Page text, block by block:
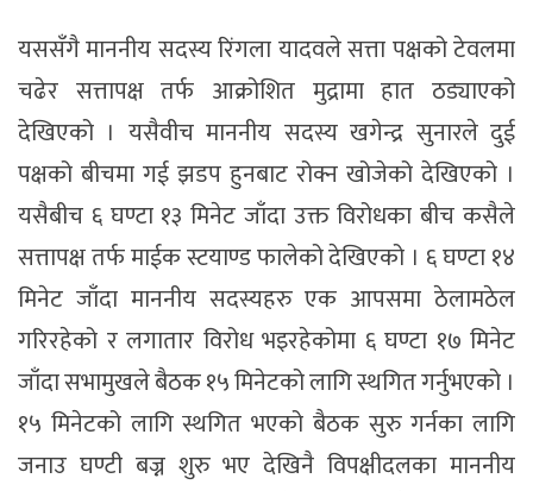
यससँगै माननीय सदस्य रिंगला यादवले सत्ता पक्षको टेवलमा
चढेर सत्तापक्ष तर्फ आक्रोशित मुद्रामा हात ठड्याएको
देखिएको । यसैवीच माननीय सदस्य खगेन्द्र सुनारले दुई
पक्षको बीचमा गई झडप हुनबाट रोक्न खोजेको देखिएको ।
यसैबीच ६ घण्टा १३ मिनेट जाँदा उक्त विरोधका बीच कसैले
सत्तापक्ष तर्फ माईक स्टयाण्ड फालेको देखिएको । ६ घण्टा १४
मिनेट जाँदा माननीय सदस्यहरु एक आपसमा ठेलामठेल
गरिरहेको र लगातार विरोध भइरहेकोमा ६ घण्टा १७ मिनेट
जाँदा सभामुखले बैठक १५ मिनेटको लागि स्थगित गर्नुभएको ।
१५ मिनेटको लागि स्थगित भएको बैठक सुरु गर्नका लागि
जनाउ घण्टी बज्न शुरु भए देखिनै विपक्षीदलका माननीय